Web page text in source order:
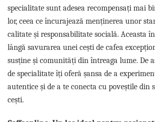
specialitate sunt adesea recompensați mai
lor, ceea ce încurajează menținerea unor
calitate și responsabilitate socială. Aceasta
lângă savurarea unei cești de cafea
susține și comunități din întreaga lume. De
de specialitate îți oferă șansa de a
autentice și de a te conecta cu poveștile din
cești.